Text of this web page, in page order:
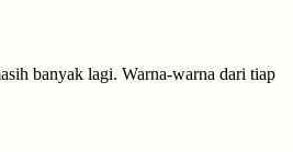
banyak lagi. Warna-warna dari tiap